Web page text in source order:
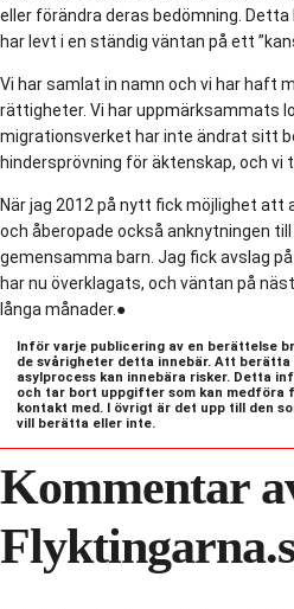
eller förändra deras bedömning.
har levt i en ständig väntan på ett
Vi har samlat in namn och vi har haft
rättigheter. Vi har uppmärksammats
migrationsverket har inte ändrat sitt
hindersprövning för äktenskap, och vi
När jag 2012 på nytt fick möjlighet att
och åberopade också anknytningen
gemensamma barn. Jag fick avslag
har nu överklagats, och väntan på
långa månader.●
Inför varje publicering av en berättelse
de svårigheter detta innebär. Att berätta
asylprocess kan innebära risker. Detta
och tar bort uppgifter som kan medföra
kontakt med. I övrigt är det upp till den
vill berätta eller inte.
Kommentar